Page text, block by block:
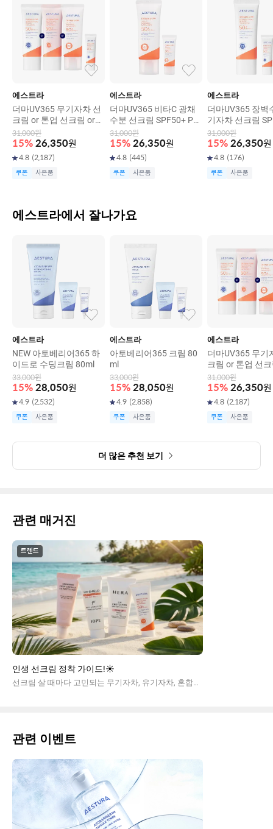
에스트라
더마UV365 무기자차 선
크림 or 톤업 선크림 or
비타C광채 수분 선크림 S
PF 50+/ PA++++(택1) 4
0ml
31,000원
15% 26,350원
4.8 (2,187)
쿠폰 사은품
에스트라
더마UV365 비타C 광채
수분 선크림 SPF50+ PA
++++ 40ml
31,000원
15% 26,350원
4.8 (445)
쿠폰 사은품
에스트라
더마UV365 장벽
기자차 선크림
PA++++ 40ml
31,000원
15% 26,350원
4.8 (176)
쿠폰 사은품
에스트라에서 잘나가요
에스트라
NEW 아토베리어365 하
이드로 수딩크림 80ml
33,000원
15% 28,050원
4.9 (2,532)
쿠폰 사은품
에스트라
아토베리어365 크림 80
ml
33,000원
15% 28,050원
4.9 (2,858)
쿠폰 사은품
에스트라
더마UV365 무기
크림 or 톤업 선
비타C광채 수분
PF 50+/
0ml
31,000원
15% 26,350원
4.8 (2,187)
쿠폰 사은품
더 많은 추천 보기
관련 매거진
트렌드
인생 선크림 정착 가이드!☀️
선크림 살 때마다 고민되는 무기자차, 유기자차, 혼합자차 차이점을 완벽 비교해 드립니다. 아모레퍼시픽의 독보적인 기술력과 뷰티커들의 리얼 후기를 바탕으로 눈시림, 백탁, 화장 밀림 없는 내 피부 타입별 인생 선크림 종류를 아모레몰에서 지금 확인해 보세요!
관련 이벤트